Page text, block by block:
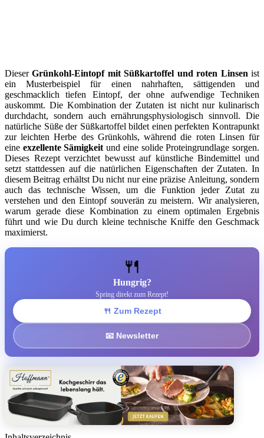
DieserGrünkohl-Eintopf mit Süßkartoffel und roten Linsenist
ein Musterbeispiel für einen nahrhaften, sättigenden und
geschmacklich tiefen Eintopf, der ohne aufwendige Techniken
auskommt. Die Kombination der Zutaten ist nicht nur kulinarisch
durchdacht, sondern auch ernährungsphysiologisch sinnvoll. Die
natürliche Süße der Süßkartoffel bildet einen perfekten Kontrapunkt
zur leichten Herbe des Grünkohls, während die roten Linsen für
eine exzellente Sämigkeitund eine solide Proteingrundlage sorgen.
Dieses Rezept verzichtet bewusst auf künstliche Bindemittel und
setzt stattdessen auf die natürlichen Eigenschaften der Zutaten. In
diesem Beitrag erhältst Du nicht nur eine präzise Anleitung, sondern
auch das technische Wissen, um die Funktion jeder Zutat zu
verstehen und den Eintopf souverän zu meistern. Wir analysieren,
warum gerade diese Kombination zu einem optimalen Ergebnis
führt und wie Du durch kleine technische Kniffe den Geschmack
maximierst.
🍴
Hungrig?
Spring direkt zum Rezept!
🍴 Zum Rezept
📧 Newsletter